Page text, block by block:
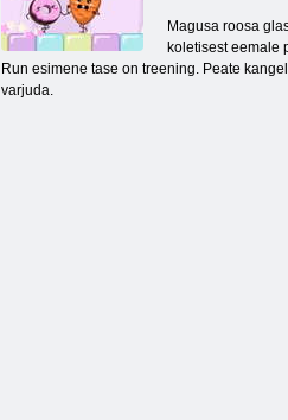
Magusa roosa
koletisest eemale
Run esimene tase on treening. Peate
varjuda.